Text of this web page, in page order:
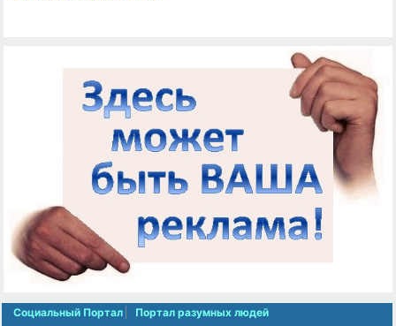
Социальный Портал Портал разумных людей